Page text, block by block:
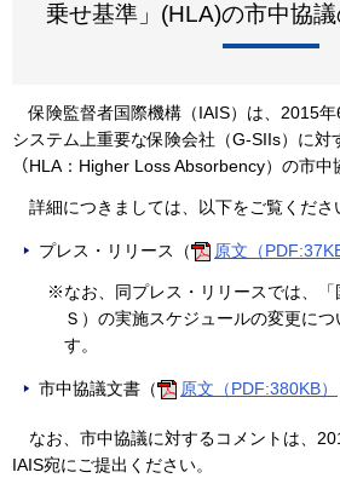
乗せ基準」(HLA)の市中協
保険監督者国際機構（IAIS）は、2015
システム上重要な保険会社（G-SIIs）に対
（HLA：Higher Loss Absorbency）の市中
詳細につきましては、以下をご覧くださ
プレス・リリース（ 原文（PDF:37KB
※なお、同プレス・リリースでは、「
Ｓ）の実施スケジュールの変更に
す。
市中協議文書（ 原文（PDF:380KB）
なお、市中協議に対するコメントは、
IAIS宛にご提出ください。